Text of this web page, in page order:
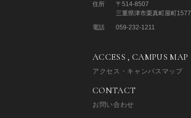
住所
〒514-8507
三重県津市栗真町屋町1577
電話
059-232-1211
ACCESS , CAMPUS MAP
アクセス・キャンパスマップ
CONTACT
お問い合わせ